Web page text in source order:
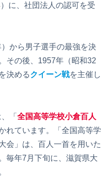
に、社団法人の認可を受
から男子選手の最強を決
その後、1957年（昭和32
決めるクイーン戦を主催し
「 全国高等学校小倉百人
れています。「全国高等学
会」は、百人一首を用いた
毎年7月下旬に、滋賀県大